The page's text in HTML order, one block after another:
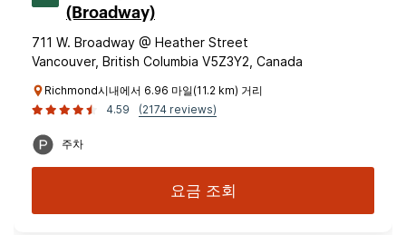
(Broadway)
711 W. Broadway @ Heather Street
Vancouver, British Columbia V5Z3Y2, Canada
Richmond시내에서 6.96 마일(11.2 km) 거리
4.59
(2174 reviews)
주차
요금 조회